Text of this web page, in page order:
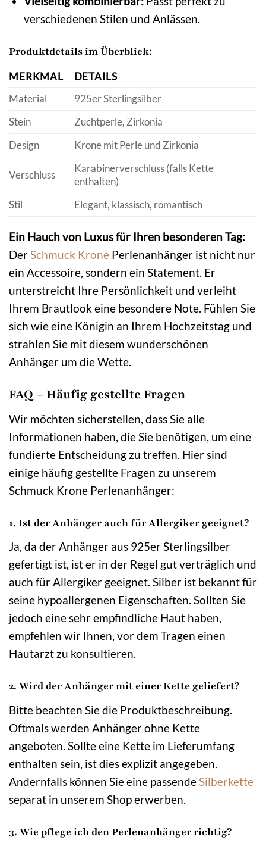
verschiedenen Stilen und Anlässen.
Produktdetails im Überblick:
MERKMAL
DETAILS
Material
925er Sterlingsilber
Stein
Zuchtperle, Zirkonia
Design
Krone mit Perle und Zirkonia
Verschluss
Karabinerverschluss (falls Kette
enthalten)
Stil
Elegant, klassisch, romantisch
Ein Hauch von Luxus für Ihren besonderen Tag:
DerSchmuck Krone Perlenanhänger ist nicht nur
ein Accessoire, sondern ein Statement. Er
unterstreicht Ihre Persönlichkeit und verleiht
Ihrem Brautlook eine besondere Note. Fühlen Sie
sich wie eine Königin an Ihrem Hochzeitstag und
strahlen Sie mit diesem wunderschönen
Anhänger um die Wette.
FAQ – Häufig gestellte Fragen
Wir möchten sicherstellen, dass Sie alle
Informationen haben, die Sie benötigen, um eine
fundierte Entscheidung zu treffen. Hier sind
einige häufig gestellte Fragen zu unserem
Schmuck Krone Perlenanhänger:
1. Ist der Anhänger auch für Allergiker geeignet?
Ja, da der Anhänger aus 925er Sterlingsilber
gefertigt ist, ist er in der Regel gut verträglich und
auch für Allergiker geeignet. Silber ist bekannt für
seine hypoallergenen Eigenschaften. Sollten Sie
jedoch eine sehr empfindliche Haut haben,
empfehlen wir Ihnen, vor dem Tragen einen
Hautarzt zu konsultieren.
2. Wird der Anhänger mit einer Kette geliefert?
Bitte beachten Sie die Produktbeschreibung.
Oftmals werden Anhänger ohne Kette
angeboten. Sollte eine Kette im Lieferumfang
enthalten sein, ist dies explizit angegeben.
Andernfalls können Sie eine passendeSilberkette
separat in unserem Shop erwerben.
3. Wie pflege ich den Perlenanhänger richtig?